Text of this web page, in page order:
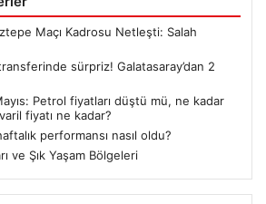
Maçı Kadrosu Netleşti: Salah
sürpriz! Galatasaray’dan 2
Petrol fiyatları düştü mü, ne kadar
fiyatı ne kadar?
performansı nasıl oldu?
ve Şık Yaşam Bölgeleri